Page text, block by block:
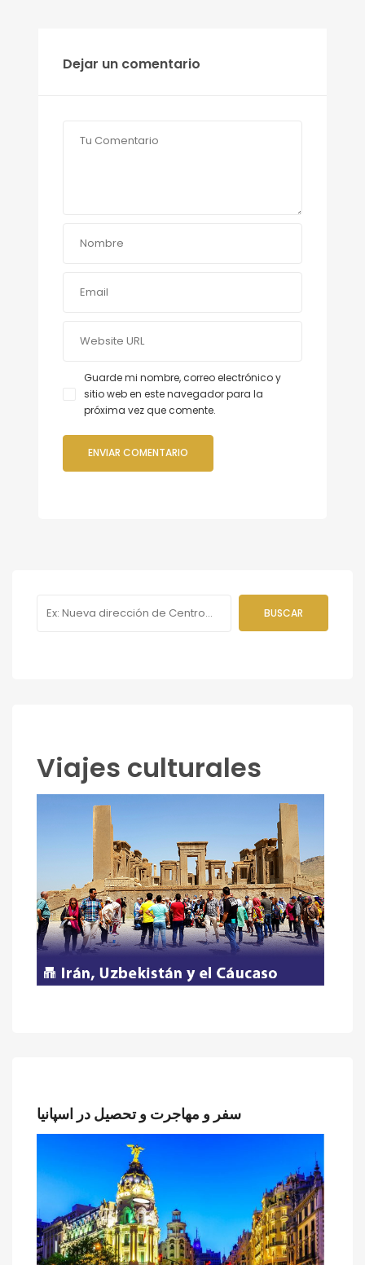
Dejar un comentario
Guarde mi nombre, correo electrónico y
sitio web en este navegador para la
próxima vez que comente.
Viajes culturales
سفر و مهاجرت و تحصیل در اسپانیا